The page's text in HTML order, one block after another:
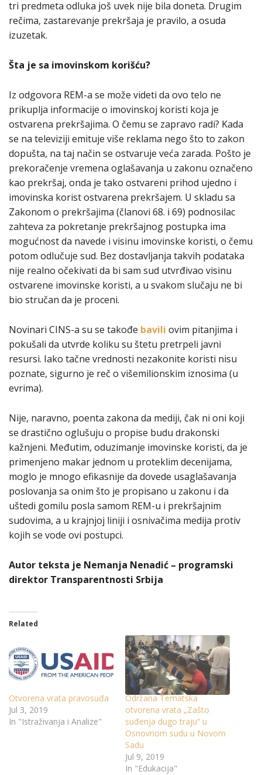
tri predmeta odluka još uvek nije bila doneta. Drugim
rečima, zastarevanje prekršaja je pravilo, a osuda
izuzetak.
Šta je sa imovinskom korišću?
Iz odgovora REM-a se može videti da ovo telo ne
prikuplja informacije o imovinskoj koristi koja je
ostvarena prekršajima. O čemu se zapravo radi? Kada
se na televiziji emituje više reklama nego što to zakon
dopušta, na taj način se ostvaruje veća zarada. Pošto je
prekoračenje vremena oglašavanja u zakonu označeno
kao prekršaj, onda je tako ostvareni prihod ujedno i
imovinska korist ostvarena prekršajem. U skladu sa
Zakonom o prekršajima (članovi 68. i 69) podnosilac
zahteva za pokretanje prekršajnog postupka ima
mogućnost da navede i visinu imovinske koristi, o čemu
potom odlučuje sud. Bez dostavljanja takvih podataka
nije realno očekivati da bi sam sud utvrđivao visinu
ostvarene imovinske koristi, a u svakom slučaju ne bi
bio stručan da je proceni.
Novinari CINS-a su se takođe bavili ovim pitanjima i
pokušali da utvrde koliku su štetu pretrpeli javni
resursi. Iako tačne vrednosti nezakonite koristi nisu
poznate, sigurno je reč o višemilionskim iznosima (u
evrima).
Nije, naravno, poenta zakona da mediji, čak ni oni koji
se drastično oglušuju o propise budu drakonski
kažnjeni. Međutim, oduzimanje imovinske koristi, da je
primenjeno makar jednom u proteklim decenijama,
moglo je mnogo efikasnije da dovede usaglašavanja
poslovanja sa onim što je propisano u zakonu i da
uštedi gomilu posla samom REM-u i prekršajnim
sudovima, a u krajnjoj liniji i osnivačima medija protiv
kojih se vode ovi postupci.
Autor teksta je Nemanja Nenadić – programski
direktor Transparentnosti Srbija
Related
Otvorena vrata pravosuđa
Jul 3, 2019
In "Istraživanja i Analize"
Održana Tematska
otvorena vrata „Zašto
suđenja dugo traju“ u
Osnovnom sudu u Novom
Sadu
Jul 9, 2019
In "Edukacija"